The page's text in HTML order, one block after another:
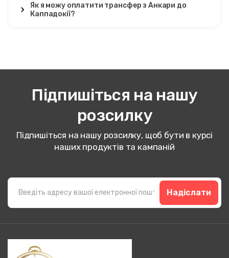
Як я можу оплатити трансфер з Анкари до
Каппадокії?
Підпишіться на нашу
розсилку
Підпишіться на нашу розсилку, щоб бути в курсі
наших продуктів та кампаній
Надіслати